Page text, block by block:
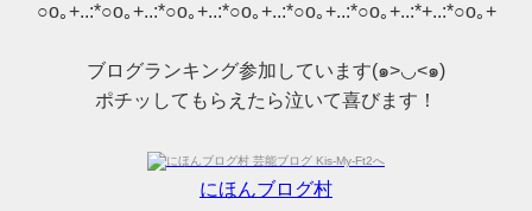
○o｡+..:*○o｡+..:*○o｡+..:*○o｡+..:*○o｡+..:*○o｡+..:*+..:*○o｡+
ブログランキング参加しています(๑>◡<๑)
ポチッしてもらえたら泣いて喜びます！
にほんブログ村